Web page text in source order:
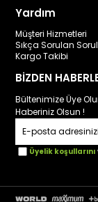
Yardım
Müşteri Hizmetleri
Sıkça Sorulan
Kargo Takibi
BİZDEN
Bültenimize Üye
Haberiniz Olsun !
Üyelik koşullarını